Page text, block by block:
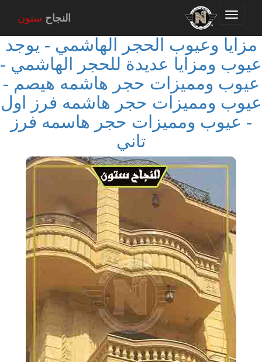
Toggle
navigation
النجاح ستون
مزايا وعيوب الحجر الهاشمي - يوجد
عيوب ومزايا عديدة للحجر الهاشمي -
عيوب ومميزات حجر هاشمه هيصم -
عيوب ومميزات حجر هاشمه فرز اول
- عيوب ومميزات حجر هاسمه فرز
تاني